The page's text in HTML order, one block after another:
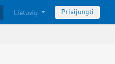
Lietuvių Prisijungti